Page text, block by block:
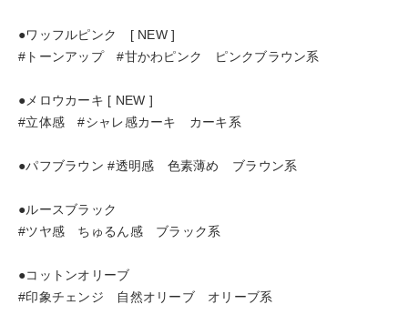
●ワッフルピンク [ NEW ]
#トーンアップ #甘かわピンク ピンクブラウン系
●メロウカーキ [ NEW ]
#立体感 #シャレ感カーキ カーキ系
●パフブラウン #透明感 色素薄め ブラウン系
●ルースブラック
#ツヤ感 ちゅるん感 ブラック系
●コットンオリーブ
#印象チェンジ 自然オリーブ オリーブ系